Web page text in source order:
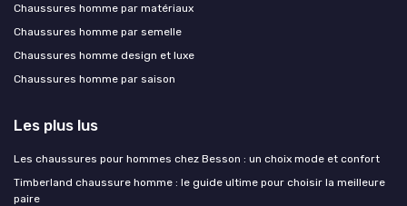
Chaussures homme par matériaux
Chaussures homme par semelle
Chaussures homme design et luxe
Chaussures homme par saison
Les plus lus
Les chaussures pour hommes chez Besson : un choix mode et confort
Timberland chaussure homme : le guide ultime pour choisir la meilleure
paire